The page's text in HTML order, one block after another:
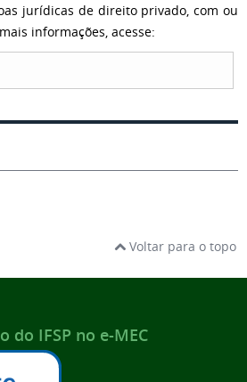
jurídicas de direito privado, com ou
informações, acesse:
Voltar para o topo
do IFSP no e-MEC